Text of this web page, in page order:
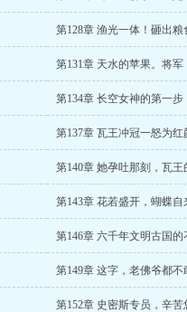
第128章 渔光一体！砸出粮
第131章 天水的苹果。将
第134章 长空女神的第一步
第137章 瓦王冲冠一怒为红
第140章 她孕吐那刻，瓦
第143章 花若盛开，蝴蝶自
第146章 六千年文明古国的
第149章 这字，老佛爷都不
第152章 史密斯专员，辛苦